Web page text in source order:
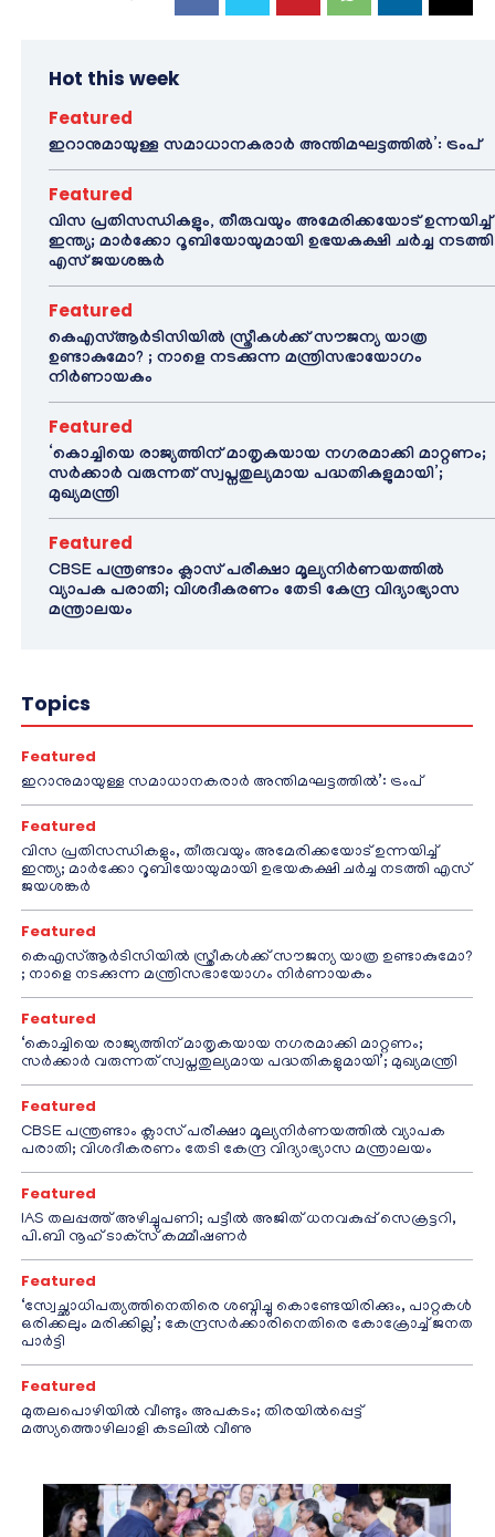
Hot this week
Featured
ഇറാനുമായുള്ള സമാധാനകരാർ അന്തിമഘട്ടത്തിൽ‌’: ട്രംപ്
Featured
വിസ പ്രതിസന്ധികളും, തീരുവയും അമേരിക്കയോട് ഉന്നയിച്ച്
ഇന്ത്യ; മാർക്കോ റൂബിയോയുമായി ഉഭയകക്ഷി ചർച്ച നടത്തി
എസ് ജയശങ്കർ
Featured
കെഎസ്ആർടിസിയിൽ സ്ത്രീകൾക്ക് സൗജന്യ യാത്ര
ഉണ്ടാകുമോ? ; നാളെ നടക്കുന്ന മന്ത്രിസഭായോഗം
നിർണായകം
Featured
‘കൊച്ചിയെ രാജ്യത്തിന് മാതൃകയായ നഗരമാക്കി മാറ്റണം;
സർക്കാർ വരുന്നത് സ്വപ്നതുല്യമായ പദ്ധതികളുമായി’;
മുഖ്യമന്ത്രി
Featured
CBSE പന്ത്രണ്ടാം ക്ലാസ് പരീക്ഷാ മൂല്യനിർണയത്തിൽ
വ്യാപക പരാതി; വിശദീകരണം തേടി കേന്ദ്ര വിദ്യാഭ്യാസ
മന്ത്രാലയം
Topics
Featured
ഇറാനുമായുള്ള സമാധാനകരാർ അന്തിമഘട്ടത്തിൽ‌’: ട്രംപ്
Featured
വിസ പ്രതിസന്ധികളും, തീരുവയും അമേരിക്കയോട് ഉന്നയിച്ച്
ഇന്ത്യ; മാർക്കോ റൂബിയോയുമായി ഉഭയകക്ഷി ചർച്ച നടത്തി എസ്
ജയശങ്കർ
Featured
കെഎസ്ആർടിസിയിൽ സ്ത്രീകൾക്ക് സൗജന്യ യാത്ര ഉണ്ടാകുമോ?
; നാളെ നടക്കുന്ന മന്ത്രിസഭായോഗം നിർണായകം
Featured
‘കൊച്ചിയെ രാജ്യത്തിന് മാതൃകയായ നഗരമാക്കി മാറ്റണം;
സർക്കാർ വരുന്നത് സ്വപ്നതുല്യമായ പദ്ധതികളുമായി’; മുഖ്യമന്ത്രി
Featured
CBSE പന്ത്രണ്ടാം ക്ലാസ് പരീക്ഷാ മൂല്യനിർണയത്തിൽ വ്യാപക
പരാതി; വിശദീകരണം തേടി കേന്ദ്ര വിദ്യാഭ്യാസ മന്ത്രാലയം
Featured
IAS തലപ്പത്ത് അഴിച്ചുപണി; പട്ടീല്‍ അജിത് ധനവകുപ്പ് സെക്രട്ടറി,
പി.ബി നൂഹ് ടാക്‌സ് കമ്മീഷണര്‍
Featured
‘സ്വേച്ഛാധിപത്യത്തിനെതിരെ ശബ്ദിച്ചു കൊണ്ടേയിരിക്കും, പാറ്റകൾ
ഒരിക്കലും മരിക്കില്ല’; കേന്ദ്രസർക്കാരിനെതിരെ കോക്രോച്ച് ജനത
പാർട്ടി
Featured
മുതലപൊഴിയിൽ വീണ്ടും അപകടം; തിരയിൽപ്പെട്ട്
മത്സ്യത്തൊഴിലാളി കടലിൽ വീണു